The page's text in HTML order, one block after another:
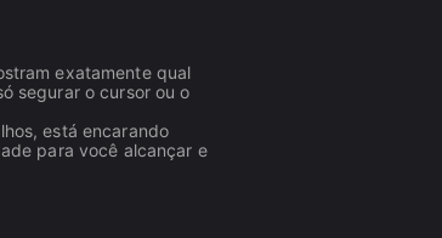
exatamente qual
segurar o cursor ou o
está encarando
para você alcançar e